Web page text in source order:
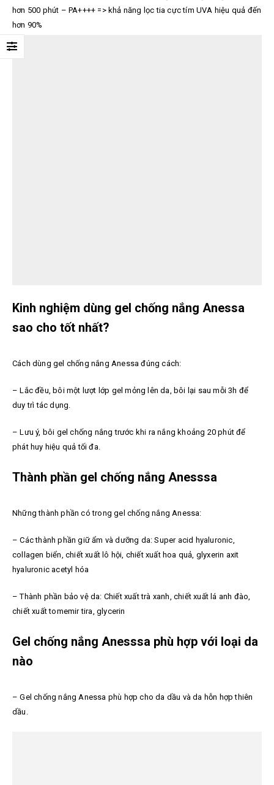
hơn 500 phút – PA++++ => khả năng lọc tia cực tím UVA hiệu quả đến
hơn 90%
Kinh nghiệm dùng gel chống nắng Anessa
sao cho tốt nhất?
Cách dùng gel chống nắng Anessa đúng cách:
– Lắc đều, bôi một lượt lớp gel mỏng lên da, bôi lại sau mỗi 3h để
duy trì tác dụng.
– Lưu ý, bôi gel chống nắng trước khi ra nắng khoảng 20 phút để
phát huy hiệu quả tối đa.
Thành phần gel chống nắng Anesssa
Những thành phần có trong gel chống nắng Anessa:
– Các thành phần giữ ẩm và dưỡng da: Super acid hyaluronic,
collagen biển, chiết xuất lô hội, chiết xuất hoa quả, glyxerin axit
hyaluronic acetyl hóa
– Thành phần bảo vệ da: Chiết xuất trà xanh, chiết xuất lá anh đào,
chiết xuất tomemir tira, glycerin
Gel chống nắng Anesssa phù hợp với loại da
nào
– Gel chống nắng Anessa phù hợp cho da dầu và da hỗn hợp thiên
dầu.